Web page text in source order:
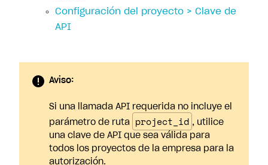
Configuración del proyecto > Clave de
API
Aviso:
Si una llamada API requerida no incluye el
parámetro de ruta
project_id , utilice
una clave de API que sea válida para
todos los proyectos de la empresa para la
autorización.